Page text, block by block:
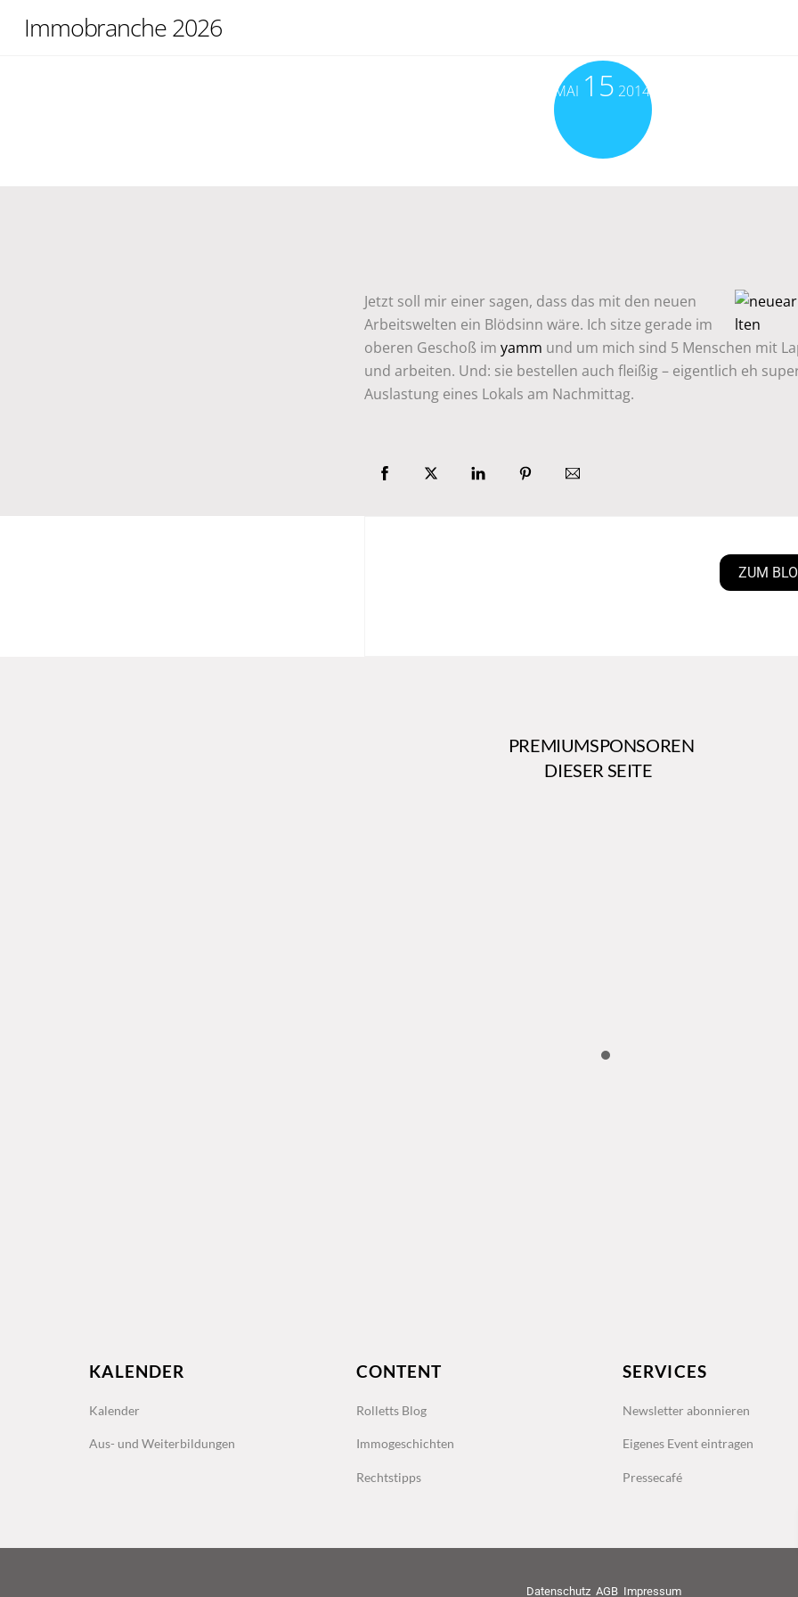
Immobranche 2026
MAI 15 2014
Jetzt soll mir einer sagen, dass das mit den neuen
Arbeitswelten ein Blödsinn wäre. Ich sitze gerade im
oberen Geschoß imyamm und um mich sind 5 Menschen mit
und arbeiten. Und: sie bestellen auch fleißig – eigentlich eh
Auslastung eines Lokals am Nachmittag.
ZUM
PREMIUMSPONSOREN
DIESER SEITE
KALENDER
Kalender
Aus- und Weiterbildungen
CONTENT
Rolletts Blog
Immogeschichten
Rechtstipps
SERVICES
Newsletter abonnieren
Eigenes Event eintragen
Pressecafé
Datenschutz AGB Impressum